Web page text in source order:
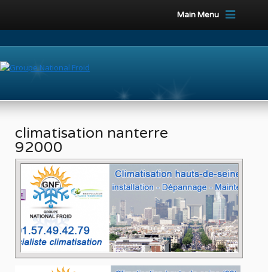
Main Menu
climatisation nanterre
92000